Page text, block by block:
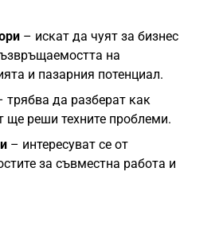
– искат да чуят за бизнес
на
и пазарния потенциал.
трябва да разберат как
ще реши техните проблеми.
– интересуват се от
за съвместна работа и